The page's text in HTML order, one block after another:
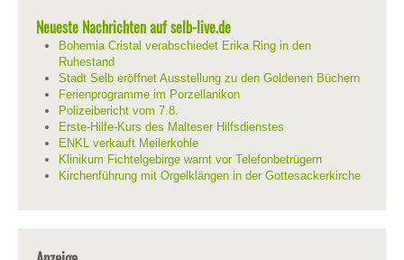
Neueste Nachrichten auf selb-live.de
Bohemia Cristal verabschiedet Erika Ring in den
Ruhestand
Stadt Selb eröffnet Ausstellung zu den Goldenen Büchern
Ferienprogramme im Porzellanikon
Polizeibericht vom 7.8.
Erste-Hilfe-Kurs des Malteser Hilfsdienstes
ENKL verkauft Meilerkohle
Klinikum Fichtelgebirge warnt vor Telefonbetrügern
Kirchenführung mit Orgelklängen in der Gottesackerkirche